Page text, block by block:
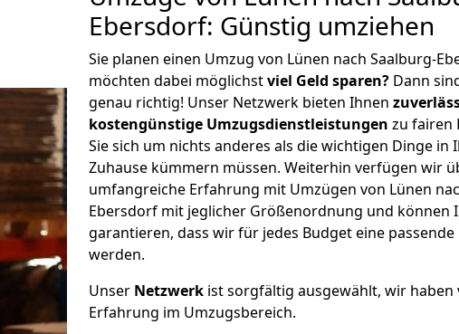
Ebersdorf: Günstig umziehen
Sie planen einen Umzug von Lünen nach Saalburg-
möchten dabei möglichstviel Geld sparen? Dann
genau richtig! Unser Netzwerk bieten Ihnen
kostengünstige Umzugsdienstleistungen zu fairen
Sie sich um nichts anderes als die wichtigen Dinge in
Zuhause kümmern müssen. Weiterhin verfügen wir
umfangreiche Erfahrung mit Umzügen von Lünen
Ebersdorf mit jeglicher Größenordnung und können
garantieren, dass wir für jedes Budget eine
werden.
Unser Netzwerk ist sorgfältig ausgewählt, wir haben
Erfahrung im Umzugsbereich.